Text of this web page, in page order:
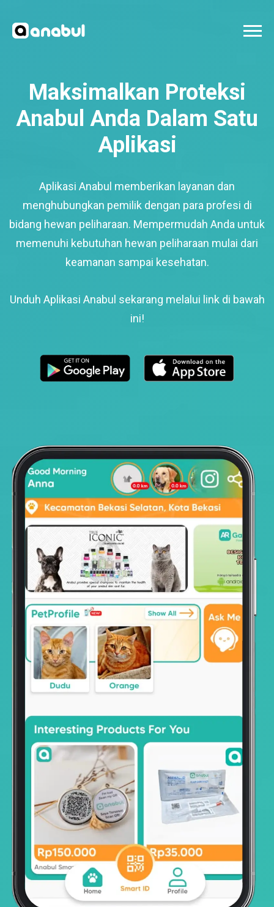
Maksimalkan Proteksi
Anabul Anda Dalam Satu
Aplikasi
Aplikasi Anabul memberikan layanan dan
menghubungkan pemilik dengan para profesi di
bidang hewan peliharaan. Mempermudah Anda untuk
memenuhi kebutuhan hewan peliharaan mulai dari
keamanan sampai kesehatan.
Unduh Aplikasi Anabul sekarang melalui link di bawah
ini!